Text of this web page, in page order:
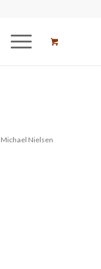
Michael Nielsen